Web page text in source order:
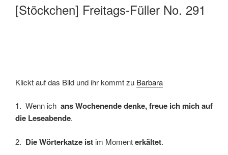
[Stöckchen] Freitags-Füller No. 291
Klickt auf das Bild und ihr kommt zu Barbara
1. Wenn ich ans Wochenende denke, freue ich mich auf
die Leseabende.
2. Die Wörterkatze ist im Momenterkältet.